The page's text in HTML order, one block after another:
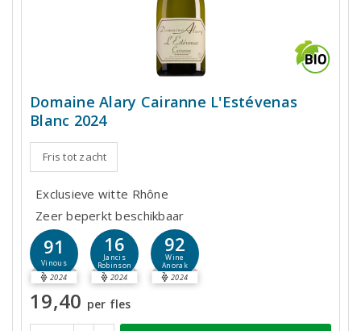
Domaine Alary Cairanne L'Estévenas
Blanc 2024
Fris tot zacht
Exclusieve witte Rhône
Zeer beperkt beschikbaar
91
Vinous
2024
16
Jancis
Robinson
2024
92
Wine
Anorak
2024
19,40 per fles